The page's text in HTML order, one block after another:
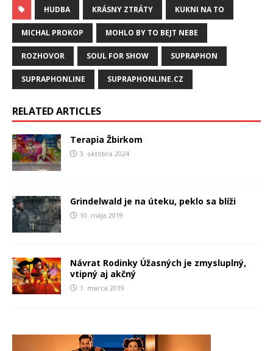
HUDBA KRÁSNY ZTRÁTY KUKNI NA TO
MICHAL PROKOP MOHLO BY TO BEJT NEBE
ROZHOVOR SOUL FOR SHOW SUPRAPHON
SUPRAPHONLINE SUPRAPHONLINE.CZ
RELATED ARTICLES
Terapia Žbirkom
3. októbra 2024
Grindelwald je na úteku, peklo sa blíži
10. mája 2019
Návrat Rodinky Úžasných je zmysluplný,
vtipný aj akčný
1. marca 2019